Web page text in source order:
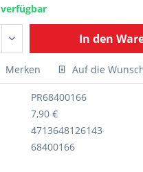
In den
Merken Auf die
PR68400166
7,90 €
4713648126143
68400166